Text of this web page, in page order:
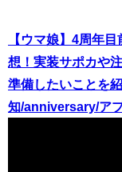
【ウマ娘】4周年
想！実装サポカや
準備したいことを
知/anniversary/ア